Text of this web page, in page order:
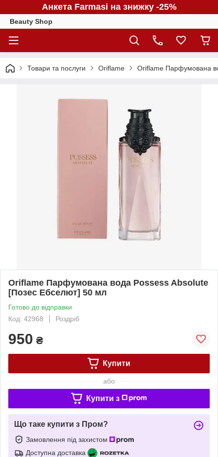
Анкета Farmasi на знижку -25%
Beauty Shop
Товари та послуги Oriflame Oriflame Парфумована
Oriflame Парфумована вода Possess Absolute
[Позес Ебселют] 50 мл
Готово до відправки
Код: 42968
Роздріб
950 ₴
Купити
або
Купити з
Що таке купити з Пром?
Замовлення під захистом
Доступна доставка